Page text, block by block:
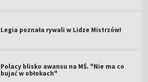
Legia poznała rywali w Lidze Mistrzów!
Polacy blisko awansu na MŚ. "Nie ma co
bujać w obłokach"